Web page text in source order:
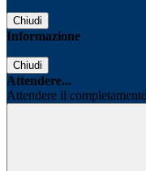
Chiudi
Informazione
Chiudi
Attendere...
Attendere il